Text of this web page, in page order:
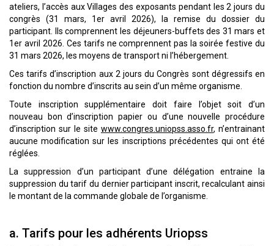
ateliers, l’accès aux Villages des exposants pendant les 2 jours du
congrès (31 mars, 1er avril 2026), la remise du dossier du
participant. Ils comprennent les déjeuners-buffets des 31 mars et
1er avril 2026. Ces tarifs ne comprennent pas la soirée festive du
31 mars 2026, les moyens de transport ni l’hébergement.
Ces tarifs d’inscription aux 2 jours du Congrès sont dégressifs en
fonction du nombre d’inscrits au sein d’un même organisme.
Toute inscription supplémentaire doit faire l’objet soit d’un
nouveau bon d’inscription papier ou d’une nouvelle procédure
d’inscription sur le site www.congres.uniopss.asso.fr, n’entrainant
aucune modification sur les inscriptions précédentes qui ont été
réglées.
La suppression d’un participant d’une délégation entraine la
suppression du tarif du dernier participant inscrit, recalculant ainsi
le montant de la commande globale de l’organisme.
a. Tarifs pour les adhérents Uriopss